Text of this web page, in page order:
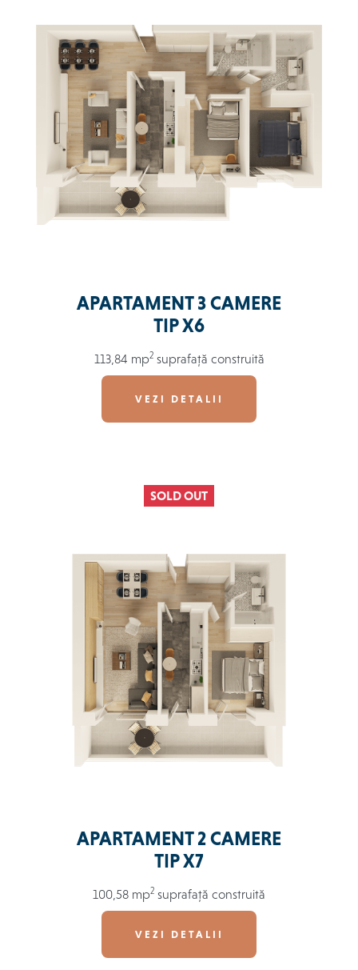
APARTAMENT 3 CAMERE
TIP X6
113,84 mp2 suprafață construită
VEZI DETALII
SOLD OUT
APARTAMENT 2 CAMERE
TIP X7
100,58 mp2 suprafață construită
VEZI DETALII